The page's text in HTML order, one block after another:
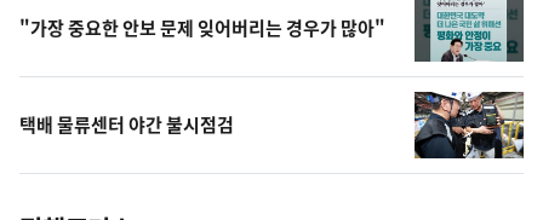
"가장 중요한 안보 문제 잊어버리는 경우가 많아"
택배 물류센터 야간 불시점검